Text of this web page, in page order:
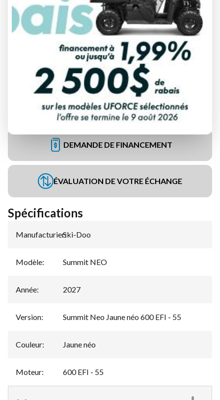
DEMANDE DE FINANCEMENT
ÉVALUATION DE VOTRE ÉCHANGE
Spécifications
Manufacturier:
Ski-Doo
Modèle: Summit NEO
Année: 2027
Version: Summit Neo Jaune néo 600 EFI - 55
Couleur: Jaune néo
Moteur: 600 EFI - 55